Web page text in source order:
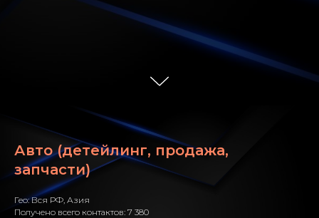
Авто (детейлинг, продажа,
запчасти)
Гео: Вся РФ, Азия
Получено всего контактов: 7 380